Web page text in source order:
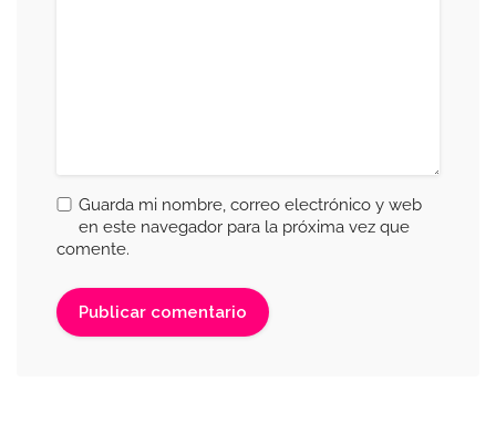
Guarda mi nombre, correo electrónico y web
en este navegador para la próxima vez que
comente.